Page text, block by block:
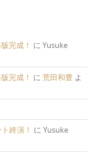
完成！ に Yusuke
完成！ に 荒田和豊 よ
終演！ に Yusuke